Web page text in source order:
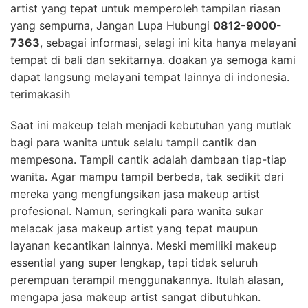
artist yang tepat untuk memperoleh tampilan riasan
yang sempurna, Jangan Lupa Hubungi 0812-9000-
7363, sebagai informasi, selagi ini kita hanya melayani
tempat di bali dan sekitarnya. doakan ya semoga kami
dapat langsung melayani tempat lainnya di indonesia.
terimakasih
Saat ini makeup telah menjadi kebutuhan yang mutlak
bagi para wanita untuk selalu tampil cantik dan
mempesona. Tampil cantik adalah dambaan tiap-tiap
wanita. Agar mampu tampil berbeda, tak sedikit dari
mereka yang mengfungsikan jasa makeup artist
profesional. Namun, seringkali para wanita sukar
melacak jasa makeup artist yang tepat maupun
layanan kecantikan lainnya. Meski memiliki makeup
essential yang super lengkap, tapi tidak seluruh
perempuan terampil menggunakannya. Itulah alasan,
mengapa jasa makeup artist sangat dibutuhkan.